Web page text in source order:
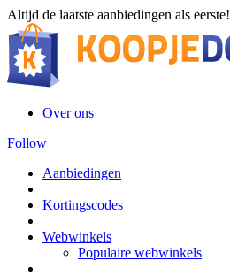
Altijd de laatste aanbiedingen als eerste!
Over ons
Follow
Aanbiedingen
Kortingscodes
Webwinkels
Populaire webwinkels